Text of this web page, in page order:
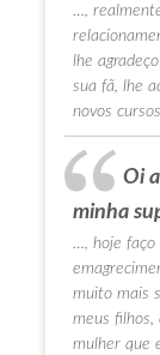
…,
lhe
sua fã, lhe
novos
Oi
minha
…, hoje faço
muito mais
meus
mulher que